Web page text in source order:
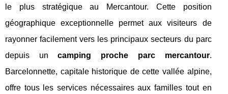
le plus stratégique au Mercantour. Cette position
géographique exceptionnelle permet aux visiteurs de
rayonner facilement vers les principaux secteurs du parc
depuis uncamping proche parc mercantour.
Barcelonnette, capitale historique de cette vallée alpine,
offre tous les services nécessaires aux familles tout en